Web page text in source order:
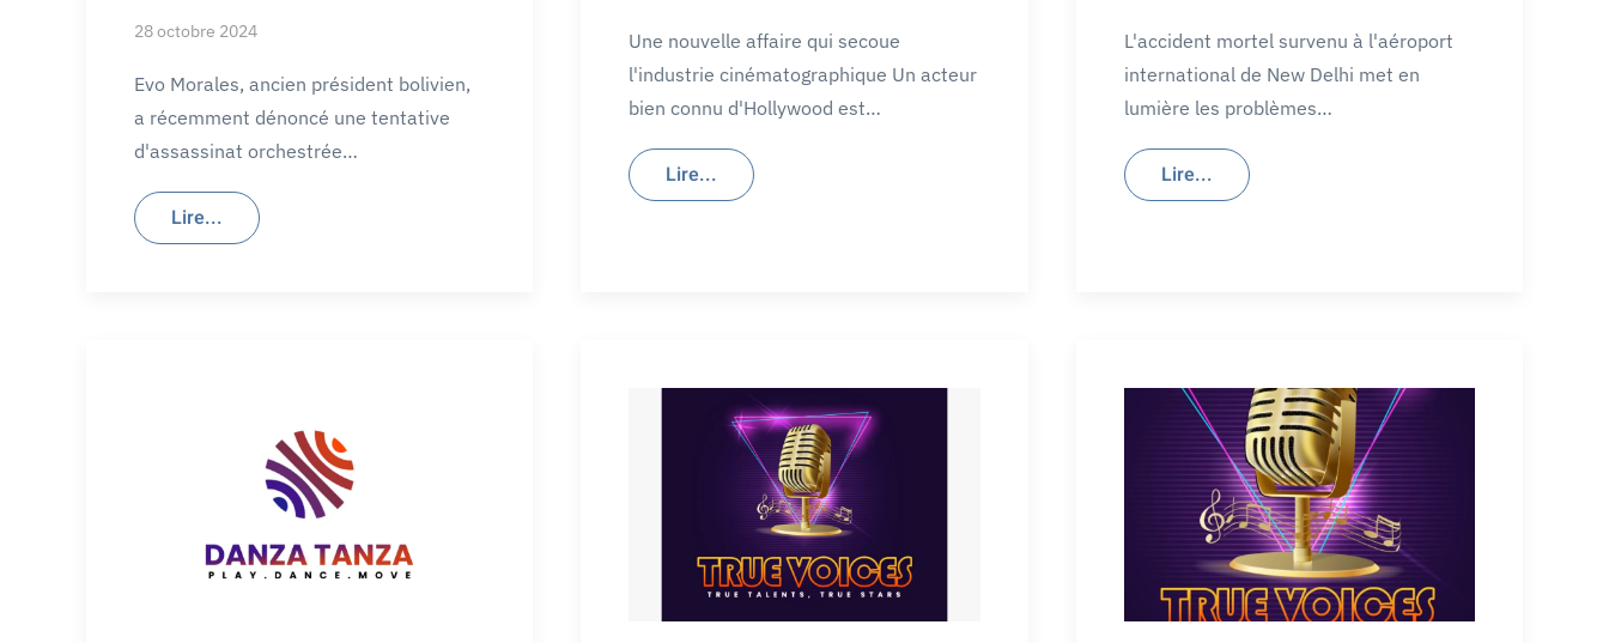
28 octobre 2024
Evo Morales, ancien président bolivien,
a récemment dénoncé une tentative
d'assassinat orchestrée…
Lire...
Une nouvelle affaire qui secoue
l'industrie cinématographique Un acteur
bien connu d'Hollywood est…
Lire...
L'accident mortel survenu à l'aéroport
international de New Delhi met en
lumière les problèmes…
Lire...